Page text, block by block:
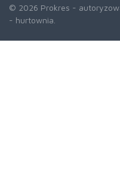
© 2026 Prokres -
- hurtownia.